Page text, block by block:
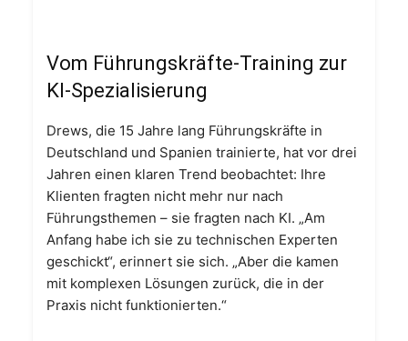
Vom Führungskräfte-Training zur
KI-Spezialisierung
Drews, die 15 Jahre lang Führungskräfte in
Deutschland und Spanien trainierte, hat vor drei
Jahren einen klaren Trend beobachtet: Ihre
Klienten fragten nicht mehr nur nach
Führungsthemen – sie fragten nach KI. „Am
Anfang habe ich sie zu technischen Experten
geschickt“, erinnert sie sich. „Aber die kamen
mit komplexen Lösungen zurück, die in der
Praxis nicht funktionierten.“